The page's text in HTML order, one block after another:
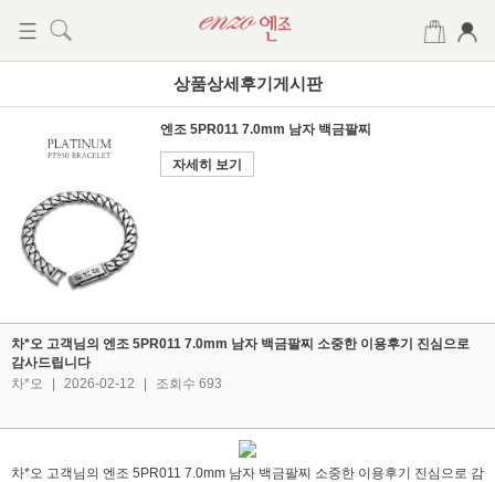
상품상세후기게시판
엔조 5PR011 7.0mm 남자 백금팔찌
자세히 보기
차*오 고객님의 엔조 5PR011 7.0mm 남자 백금팔찌 소중한 이용후기 진심으로
감사드립니다
차*오
| 2026-02-12 | 조회수 693
차*오 고객님의 엔조 5PR011 7.0mm 남자 백금팔찌 소중한 이용후기 진심으로 감